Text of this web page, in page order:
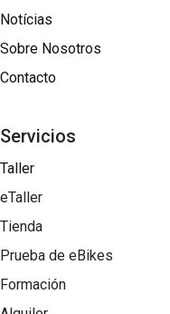
Notícias
Sobre Nosotros​
Contacto
Servicios
Taller
eTaller
Tienda
Prueba de eBikes
Formación